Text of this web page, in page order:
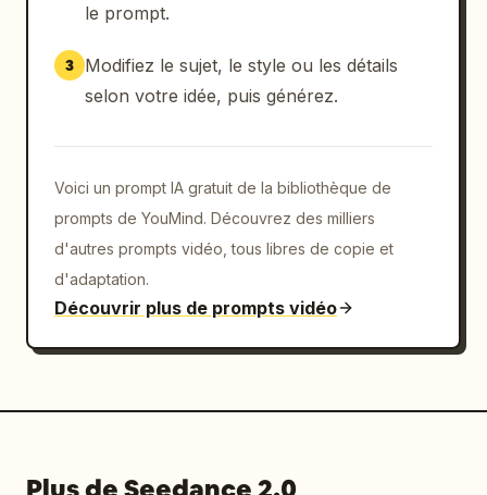
le prompt.
3
Modifiez le sujet, le style ou les détails
selon votre idée, puis générez.
Voici un prompt IA gratuit de la bibliothèque de
prompts de YouMind. Découvrez des milliers
d'autres prompts vidéo, tous libres de copie et
d'adaptation.
Découvrir plus de prompts vidéo